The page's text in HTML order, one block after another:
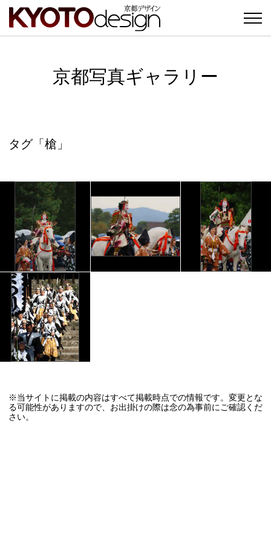
京都写真ギャラリー
タグ「槍」
※当サイトに掲載の内容はすべて掲載時点での情報です。変更とな
る可能性がありますので、お出掛けの際は念の為事前にご確認くだ
さい。